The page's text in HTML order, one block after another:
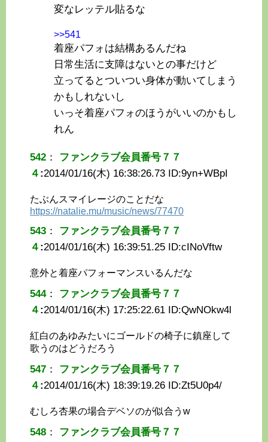
変なレッテル貼るな
>>541
着座パフォは結構あるんだね
日常生活に支障はないとの事だけど
立ってるとついつい身体が動いてしまう
かもしれないし
いっそ着座パフォのほうがいいのかもし
れん
542 ： ファンクラブ会員番号７７
４ :2014/01/16(木) 16:38:26.73 ID:9yn+WBpI
たぶんスマイレージのことだな
https://natalie.mu/music/news/77470
543 ： ファンクラブ会員番号７７
４ :2014/01/16(木) 16:39:51.25 ID:cINoVftw
意外と着座パフォーマンスいるんだな
544： ファンクラブ会員番号７７
４ :2014/01/16(木) 17:25:22.61 ID:QwNOkw4l
紅白のあゆみたいにゴールドの椅子に鎮座して
歌うのはどうだろう
547 ： ファンクラブ会員番号７７
４ :2014/01/16(木) 18:39:19.26 ID:Zt5U0p4/
むしろ杏果の場合デベソのが似合うw
548 ： ファンクラブ会員番号７７